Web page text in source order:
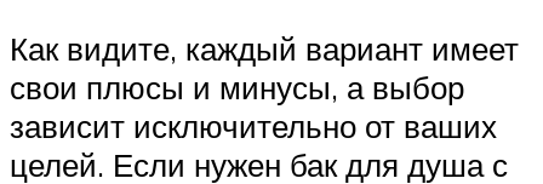
Как видите, каждый вариант имеет
свои плюсы и минусы, а выбор
зависит исключительно от ваших
целей. Если нужен бак для душа с